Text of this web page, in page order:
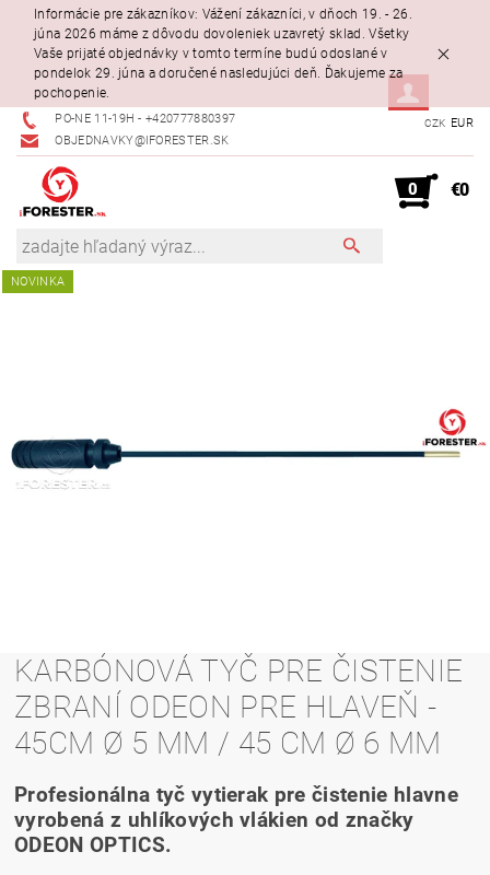
Informácie pre zákazníkov: Vážení zákazníci, v dňoch 19. - 26.
júna 2026 máme z dôvodu dovoleniek uzavretý sklad. Všetky
Vaše prijaté objednávky v tomto termíne budú odoslané v
pondelok 29. júna a doručené nasledujúci deň. Ďakujeme za
pochopenie.
PO-NE 11-19H - +420777880397
OBJEDNAVKY@IFORESTER.SK
CZK EUR
0 €0
NOVINKA
KARBÓNOVÁ TYČ PRE ČISTENIE
ZBRANÍ ODEON PRE HLAVEŇ -
45CM Ø 5 MM / 45 CM Ø 6 MM
Profesionálna tyč vytierak pre čistenie hlavne
vyrobená z uhlíkových vlákien od značky
ODEON OPTICS.